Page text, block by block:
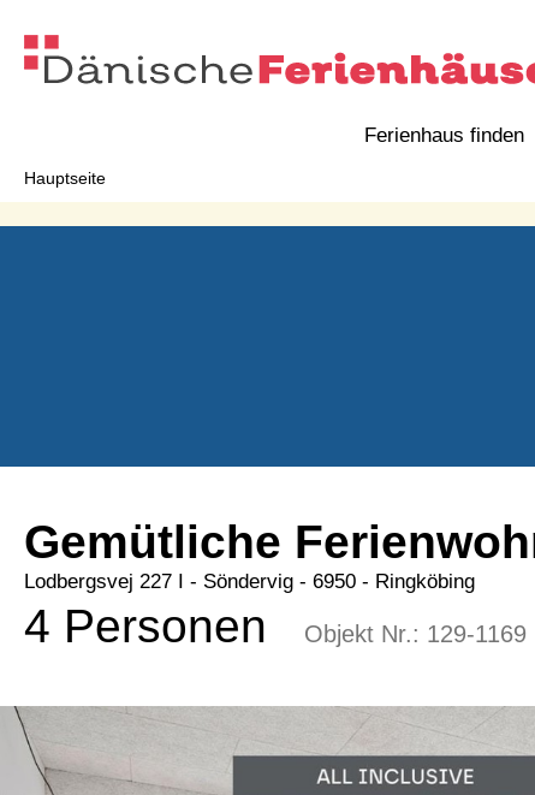
Ferienhaus finden
Hauptseite
Gemütliche
Lodbergsvej 227 I - Söndervig - 6950 - Ringköbing
4 Personen Objekt Nr.: 129-1169